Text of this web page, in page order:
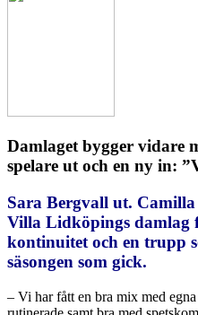
Damlaget bygger vidare
spelare ut och en ny in:
Sara Bergvall ut. Camilla
Villa Lidköpings damlag
kontinuitet och en trupp
säsongen som gick.
– Vi har fått en bra mix med